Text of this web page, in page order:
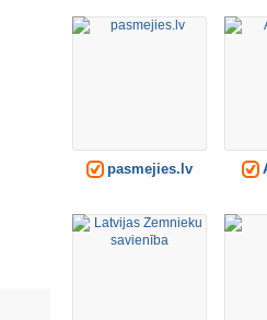
pasmejies.lv